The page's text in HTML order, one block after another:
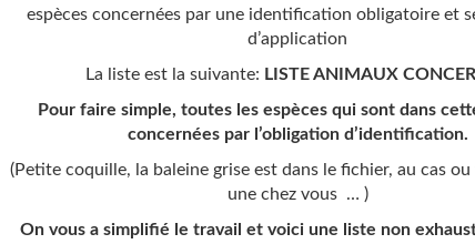
espèces concernées par une identification obligatoire et
d’application
La liste est la suivante: LISTE ANIMAUX
Pour faire simple, toutes les espèces qui sont dans
concernées par l’obligation d’identification.
(Petite coquille, la baleine grise est dans le fichier, au cas ou
une chez vous … )
On vous a simplifié le travail et voici une liste non